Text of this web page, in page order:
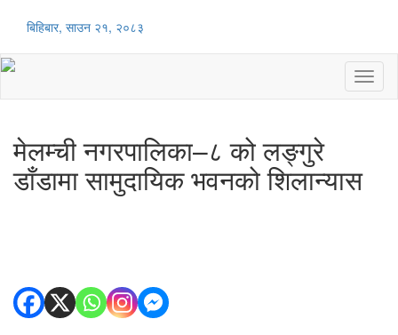
बिहिबार, साउन २१, २०८३
मेलम्ची नगरपालिका–८ को लङ्गुरे
डाँडामा सामुदायिक भवनको शिलान्यास